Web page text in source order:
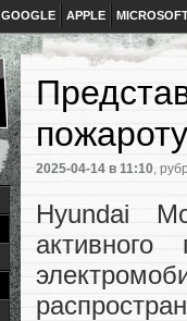
GOOGLE APPLE
2025-04-14 в 11:10,
Hyundai